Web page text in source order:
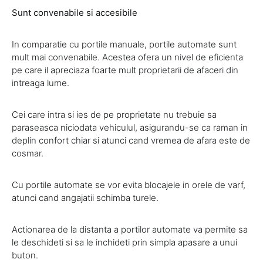
Sunt convenabile si accesibile
In comparatie cu portile manuale, portile automate sunt
mult mai convenabile. Acestea ofera un nivel de eficienta
pe care il apreciaza foarte mult proprietarii de afaceri din
intreaga lume.
Cei care intra si ies de pe proprietate nu trebuie sa
paraseasca niciodata vehiculul, asigurandu-se ca raman in
deplin confort chiar si atunci cand vremea de afara este de
cosmar.
Cu portile automate se vor evita blocajele in orele de varf,
atunci cand angajatii schimba turele.
Actionarea de la distanta a portilor automate va permite sa
le deschideti si sa le inchideti prin simpla apasare a unui
buton.